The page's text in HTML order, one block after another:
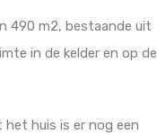
490 m2, bestaande uit
in de kelder en op de
het huis is er nog een